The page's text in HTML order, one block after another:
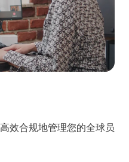
效合规地管理您的全球员